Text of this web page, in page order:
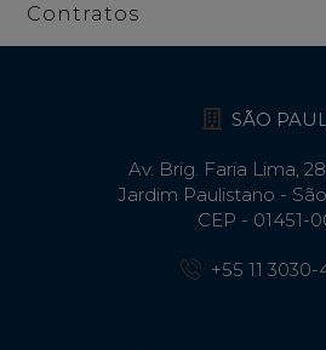
Contratos
SÃO
Av. Brig. Faria Lima,
Jardim Paulistano -
CEP - 01451-
+55 11